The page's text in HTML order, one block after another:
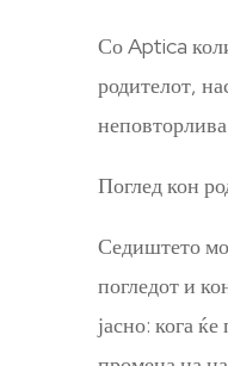
Со Aptica
родителот,
Поглед кон
Седиштето
погледот и
јасно: кога